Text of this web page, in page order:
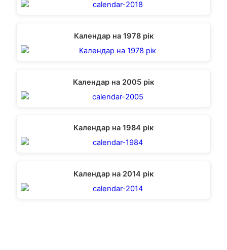
Календар на 1978 рік
Календар на 2005 рік
Календар на 1984 рік
Календар на 2014 рік